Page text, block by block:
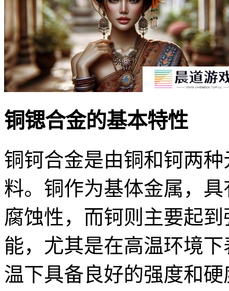
铜锶合金的基本特性
铜钶合金是由铜和钶两
料。铜作为基体金属，
腐蚀性，而钶则主要起
能，尤其是在高温环境
温下具备良好的强度和